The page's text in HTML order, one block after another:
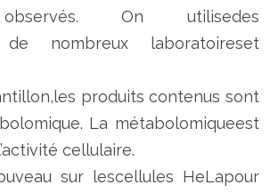
On utilisedes
de nombreux laboratoireset
produits contenus sont
La métabolomiqueest
cellulaire.
sur lescellules HeLapour